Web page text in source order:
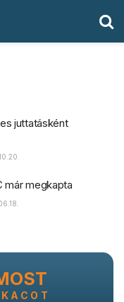
juttatásként
már megkapta